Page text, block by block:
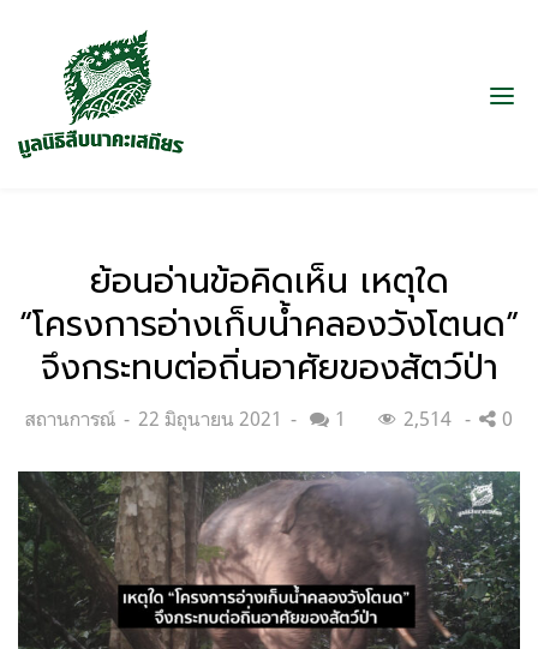
ย้อนอ่านข้อคิดเห็น เหตุใด
“โครงการอ่างเก็บน้ำคลองวังโตนด”
จึงกระทบต่อถิ่นอาศัยของสัตว์ป่า
Categories:
สถานการณ์
Posted
22 มิถุนายน 2021 1 2,514 0